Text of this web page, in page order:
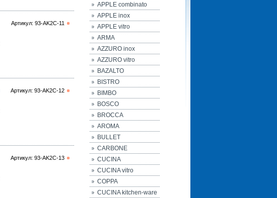
Артикул: 93-AK2C-11
Артикул: 93-AK2C-12
Артикул: 93-AK2C-13
APPLE combinato
APPLE inox
APPLE vitro
ARMA
AZZURO inox
AZZURO vitro
BAZALTO
BISTRO
BIMBO
BOSCO
BROCCA
AROMA
BULLET
CARBONE
CUCINA
CUCINA vitro
COPPA
CUCINA kitchen-ware